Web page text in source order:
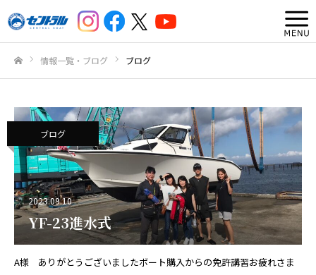
情報一覧・ブログ ブログ
ブログ
2023.09.10
YF-23進水式
A様 ありがとうございましたボート購入からの免許講習お疲れさま